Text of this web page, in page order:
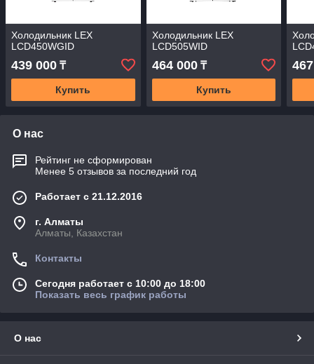
Холодильник LEX
LCD450WGID
439 000 ₸
Купить
Холодильник LEX
LCD505WID
464 000₸
Купить
О нас
Рейтинг не сформирован
Менее 5 отзывов за последний год
Работает с 21.12.2016
г. Алматы
Алматы, Казахстан
Контакты
Сегодня работает с 10:00 до 18:00
Показать весь график работы
О нас